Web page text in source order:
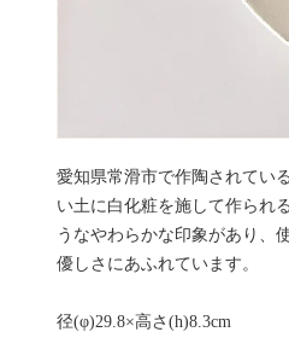
愛知県常滑市で作陶されてい
い土に白化粧を施して作られ
うなやわらかな印象があり、
優しさにあふれています。
径(φ)29.8×高さ(h)8.3cm